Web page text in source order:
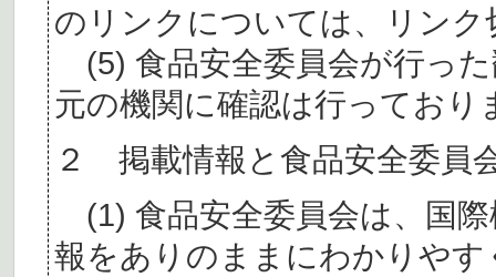
のリンクについては、リン
(5) 食品安全委員会が行っ
元の機関に確認は行っており
２ 掲載情報と食品安全委員
(1) 食品安全委員会は、国
報をありのままにわかりや